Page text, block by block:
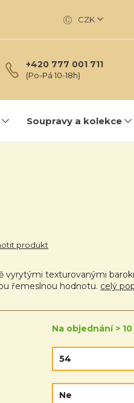
CZK
+420 777 001 711
(Po-Pá 10-18h)
Soupravy a kolekce
produkt
vyrytými texturovanými
řemeslnou hodnotu. celý
Na objednání >